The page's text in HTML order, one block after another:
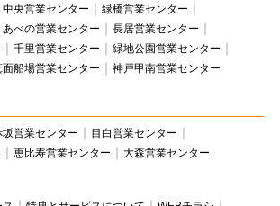
中央営業センター
緑橋営業センター
あべの営業センター
長居営業センター
千里営業センター
緑地公園営業センター
面船場営業センター 神戸甲南営業センター
坂営業センター
目白営業センター
恵比寿営業センター 大森営業センター